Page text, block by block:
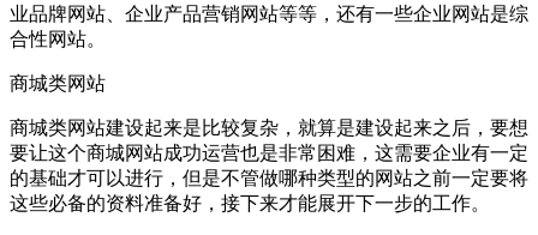
业品牌网站、企业产品营销网站等等，还有一些企业网站是综
合性网站。
商城类网站
商城类网站建设起来是比较复杂，就算是建设起来之后，要想
要让这个商城网站成功运营也是非常困难，这需要企业有一定
的基础才可以进行，但是不管做哪种类型的网站之前一定要将
这些必备的资料准备好，接下来才能展开下一步的工作。